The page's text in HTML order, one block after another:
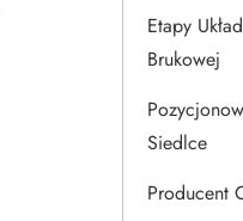
Etapy
Brukowej
Siedlce
Producent